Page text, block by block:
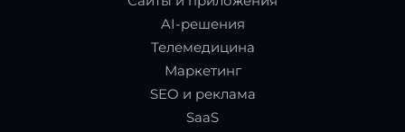
AI-решения
Телемедицина
Маркетинг
SEO и реклама
SaaS